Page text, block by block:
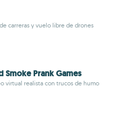
carreras y vuelo libre de drones
Smoke Prank Games
virtual realista con trucos de humo